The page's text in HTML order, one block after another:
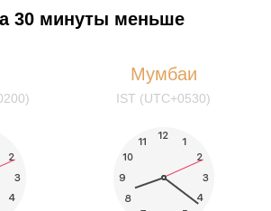
30 минуты меньше
Мумбаи
IST (UTC+0530)